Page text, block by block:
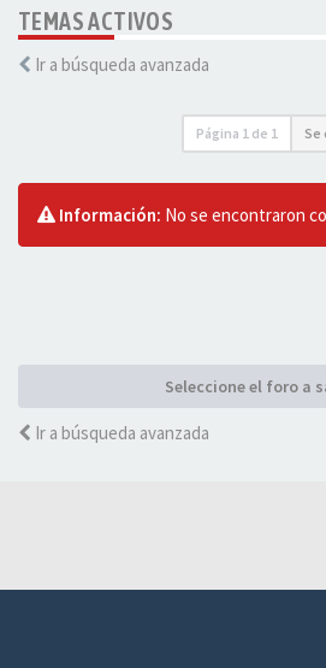
TEMAS ACTIVOS
Ir a búsqueda avanzada
Página 1 de 1 Se
Información: No se encontraron
Seleccione el foro a
Ir a búsqueda avanzada